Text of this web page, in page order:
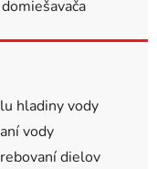
hladiny vody
vody
dielov